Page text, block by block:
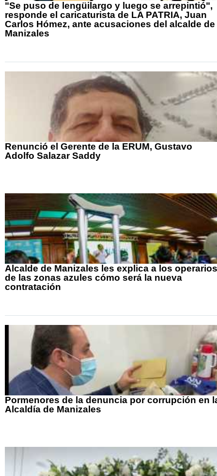
"Se puso de lengüilargo y luego se arrepintió",
responde el caricaturista de LA PATRIA, Juan
Carlos Hómez, ante acusaciones del alcalde de
Manizales
Renunció el Gerente de la ERUM, Gustavo
Adolfo Salazar Saddy
Alcalde de Manizales les explica a los operarios
de las zonas azules cómo será la nueva
contratación
Pormenores de la denuncia por corrupción en
Alcaldía de Manizales